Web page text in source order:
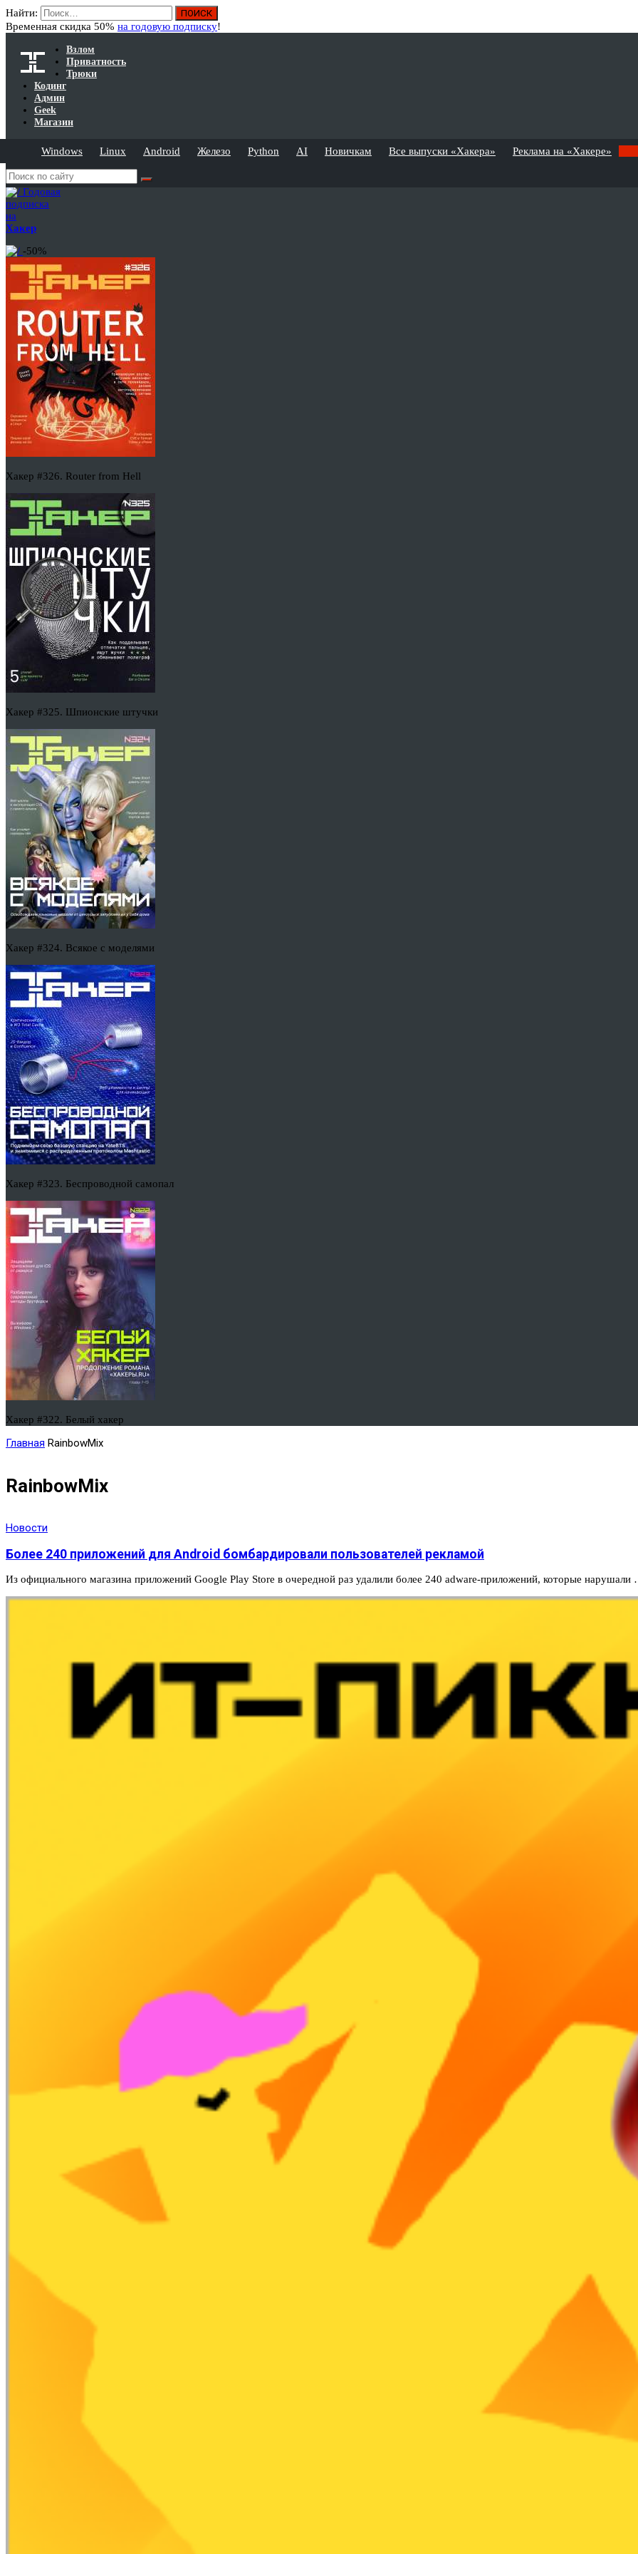
Найти:
Временная скидка 50% на годовую подписку!
Взлом
Приватность
Трюки
Кодинг
Админ
Geek
Магазин
Windows Linux Android Железо Python AI Новичкам Все выпуски «Хакера» Реклама на «Хакере»
Годовая
подписка
на
Хакер
-50%
Хакер #326. Router from Hell
Хакер #325. Шпионские штучки
Хакер #324. Всякое с моделями
Хакер #323. Беспроводной самопал
Хакер #322. Белый хакер
Главная RainbowMix
RainbowMix
Новости
Более 240 приложений для Android бомбардировали пользователей рекламой
Из официального магазина приложений Google Play Store в очередной раз удалили более 240 adware-приложений, которые нарушали